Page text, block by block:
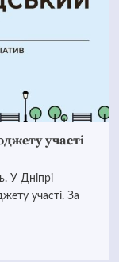
участі
У Дніпрі
участі. За